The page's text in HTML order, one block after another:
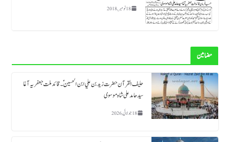
18 نومبر, 2018
مضامین
حلیف القرآن حضرت زید بن علي ابن الحسین ؑ ۔قائد ملت جعفریہ آغا
سید حامد علی شاہ موسوی
18 جولائی, 2026